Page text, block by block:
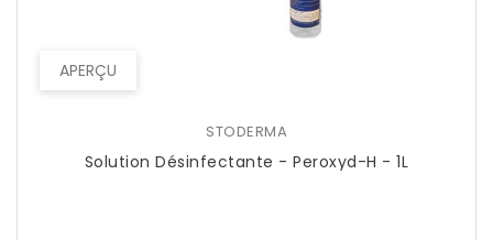
APERÇU
STODERMA
Solution Désinfectante - Peroxyd-H - 1L